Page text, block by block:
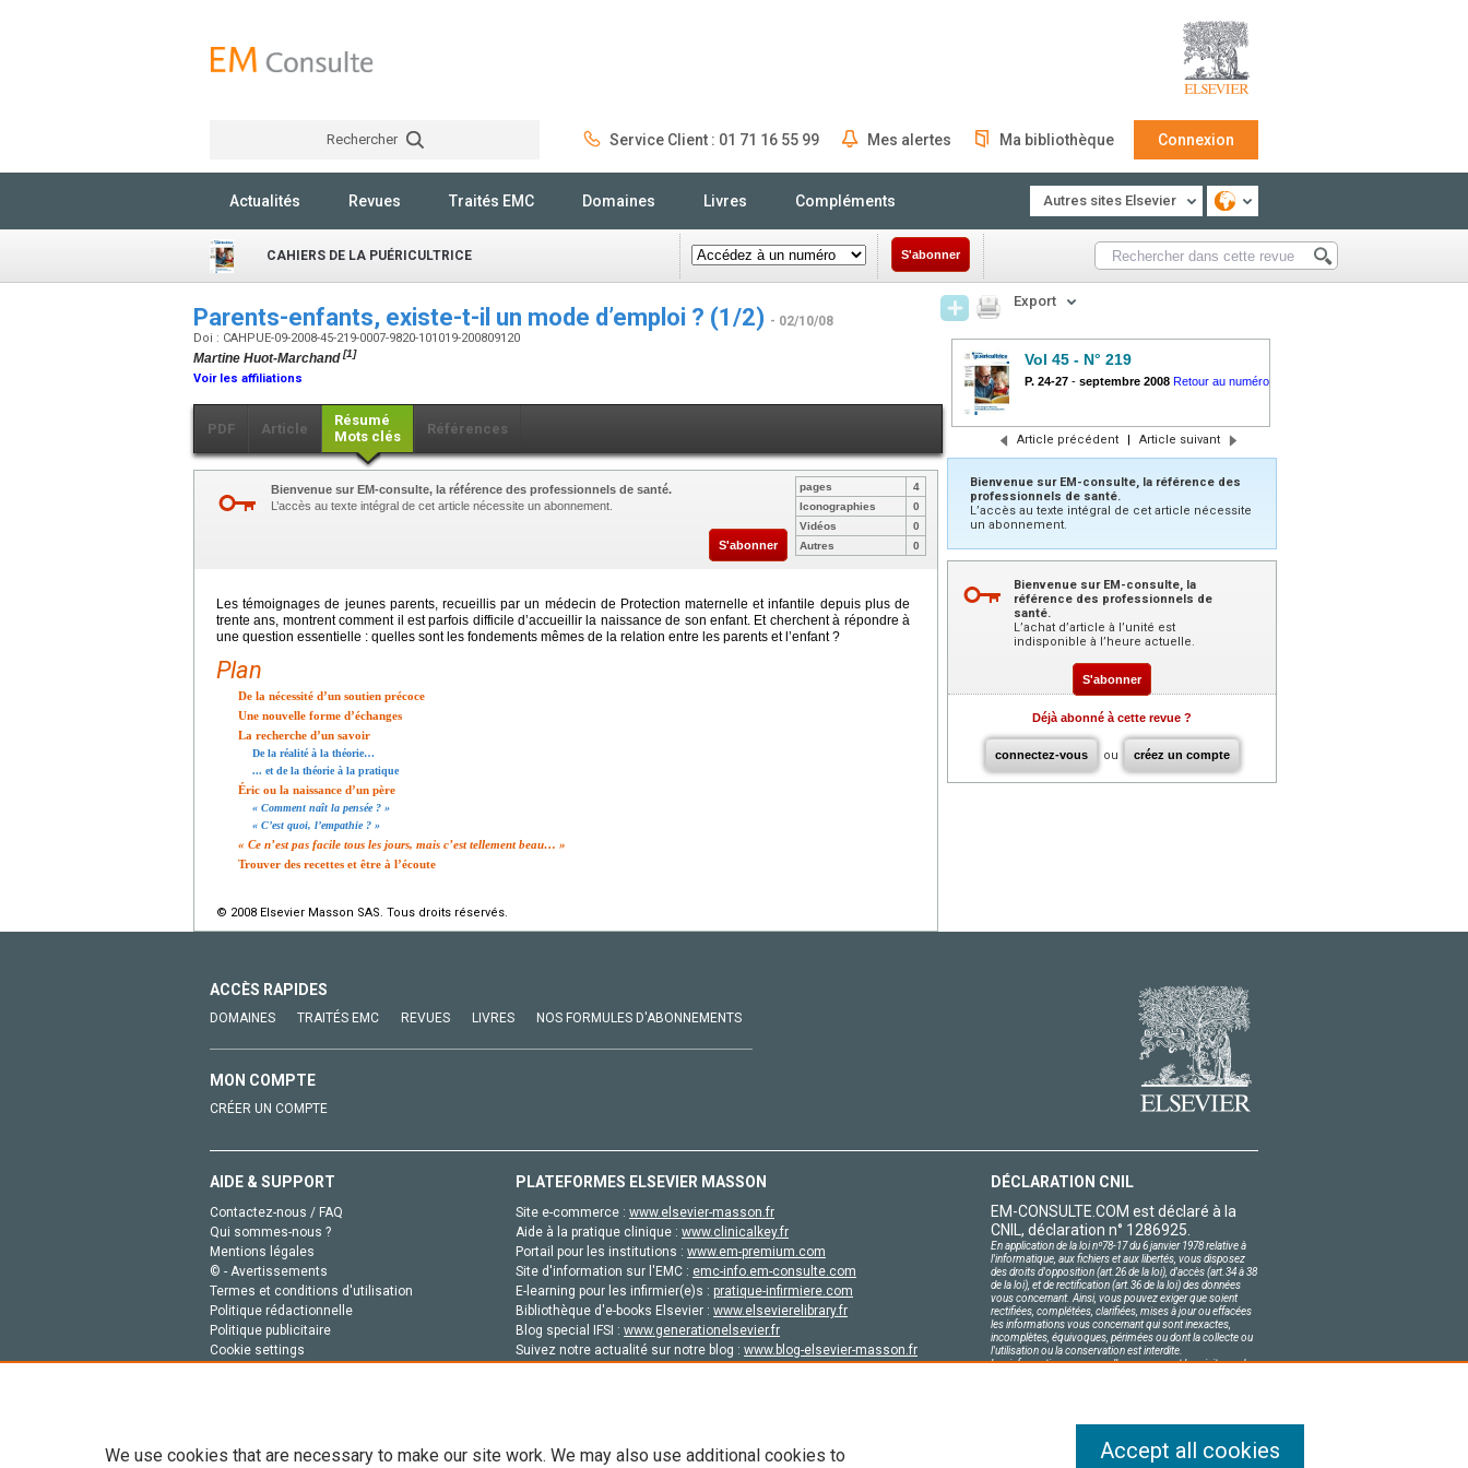
Rechercher Service Client : 01 71 16 55 99 Mes alertes Ma bibliothèque Connexion
Actualités Revues Traités EMC Domaines Livres Compléments Autres sites Elsevier
CAHIERS DE LA PUÉRICULTRICE S'abonner
Parents-enfants, existe-t-il un mode d’emploi ? (1/2) - 02/10/08
Doi : CAHPUE-09-2008-45-219-0007-9820-101019-200809120
Martine Huot-Marchand[1]
Voir les affiliations
PDF Article
Résumé
Mots clés
Références
Bienvenue sur EM-consulte, la référence des professionnels de santé.
L’accès au texte intégral de cet article nécessite un abonnement.
S'abonner
pages
4
Iconographies
0
Vidéos
0
Autres
0
Les témoignages de jeunes parents, recueillis par un médecin de Protection maternelle et infantile depuis plus de
trente ans, montrent comment il est parfois difficile d’accueillir la naissance de son enfant. Et cherchent à répondre à
une question essentielle : quelles sont les fondements mêmes de la relation entre les parents et l’enfant ?
Plan
De la nécessité d’un soutien précoce
Une nouvelle forme d’échanges
La recherche d’un savoir
De la réalité à la théorie…
... et de la théorie à la pratique
Éric ou la naissance d’un père
« Comment naît la pensée ? »
« C’est quoi, l’empathie ? »
« Ce n’est pas facile tous les jours, mais c’est tellement beau… »
Trouver des recettes et être à l’écoute
© 2008 Elsevier Masson SAS. Tous droits réservés.
Export
Vol 45 - N° 219
P. 24-27 - septembre 2008 Retour au numéro
Article précédent | Article suivant
Bienvenue sur EM-consulte, la référence des
professionnels de santé.
L’accès au texte intégral de cet article nécessite
un abonnement.
Bienvenue sur EM-consulte, la
référence des professionnels de
santé.
L’achat d’article à l’unité est
indisponible à l’heure actuelle.
S'abonner
Déjà abonné à cette revue ?
connectez-vous ou créez un compte
ACCÈS RAPIDES
DOMAINES TRAITÉS EMC REVUES LIVRES NOS FORMULES D'ABONNEMENTS
MON COMPTE
CRÉER UN COMPTE
AIDE & SUPPORT
Contactez-nous / FAQ
Qui sommes-nous ?
Mentions légales
© - Avertissements
Termes et conditions d'utilisation
Politique rédactionnelle
Politique publicitaire
Cookie settings
PLATEFORMES ELSEVIER MASSON
Site e-commerce : www.elsevier-masson.fr
Aide à la pratique clinique : www.clinicalkey.fr
Portail pour les institutions : www.em-premium.com
Site d'information sur l'EMC : emc-info.em-consulte.com
E-learning pour les infirmier(e)s : pratique-infirmiere.com
Bibliothèque d'e-books Elsevier : www.elsevierelibrary.fr
Blog special IFSI : www.generationelsevier.fr
Suivez notre actualité sur notre blog : www.blog-elsevier-masson.fr
DÉCLARATION CNIL
EM-CONSULTE.COM est déclaré à la
CNIL, déclaration n° 1286925.
En application de la loi nº78-17 du 6 janvier 1978 relative à
l'informatique, aux fichiers et aux libertés, vous disposez
des droits d'opposition (art.26 de la loi), d'accès (art.34 à 38
de la loi), et de rectification (art.36 de la loi) des données
vous concernant. Ainsi, vous pouvez exiger que soient
rectifiées, complétées, clarifiées, mises à jour ou effacées
les informations vous concernant qui sont inexactes,
incomplètes, équivoques, périmées ou dont la collecte ou
l'utilisation ou la conservation est interdite.
Les informations personnelles concernant les visiteurs de
We use cookies that are necessary to make our site work. We may also use additional cookies to Accept all cookies